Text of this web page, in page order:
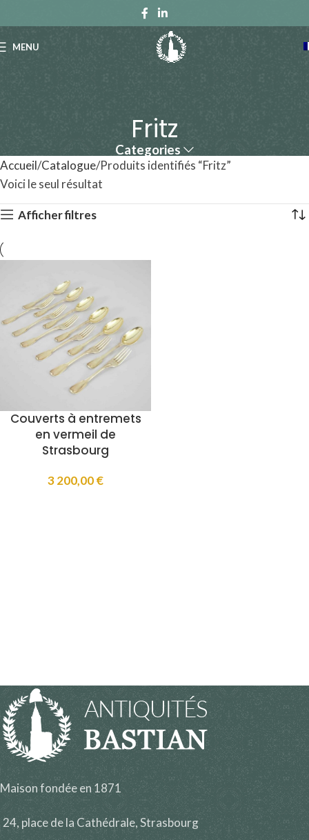
MENU
Fritz
Categories
Accueil Catalogue Produits identifiés “Fritz”
Voici le seul résultat
Afficher filtres
Couverts à entremets
en vermeil de
Strasbourg
3 200,00€
Maison fondée en 1871
24, place de la Cathédrale, Strasbourg